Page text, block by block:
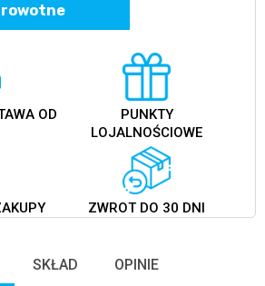
OD
PUNKTY
LOJALNOŚCIOWE
ZWROT DO 30 DNI
SKŁAD OPINIE